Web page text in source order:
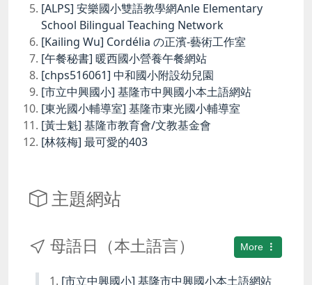
[ALPS] 安樂國小雙語教學網Anle Elementary
School Bilingual Teaching Network
[Kailing Wu] Cordélia の正濱-藝術工作室
[午餐秘書] 暖西國小營養午餐網站
[chps516061] 中和國小附設幼兒園
[市立中興國小] 基隆市中興國小本土語網站
[東光國小輔導室] 基隆市東光國小輔導室
[黃士魁] 基隆市教育會/文教基金會
[林筱梅] 最可愛的403
主題網站
More
母語日（本土語言）
[市立中興國小] 基隆市中興國小本土語網站